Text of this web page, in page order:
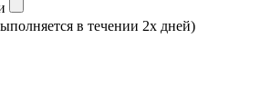
в течении 2х дней)